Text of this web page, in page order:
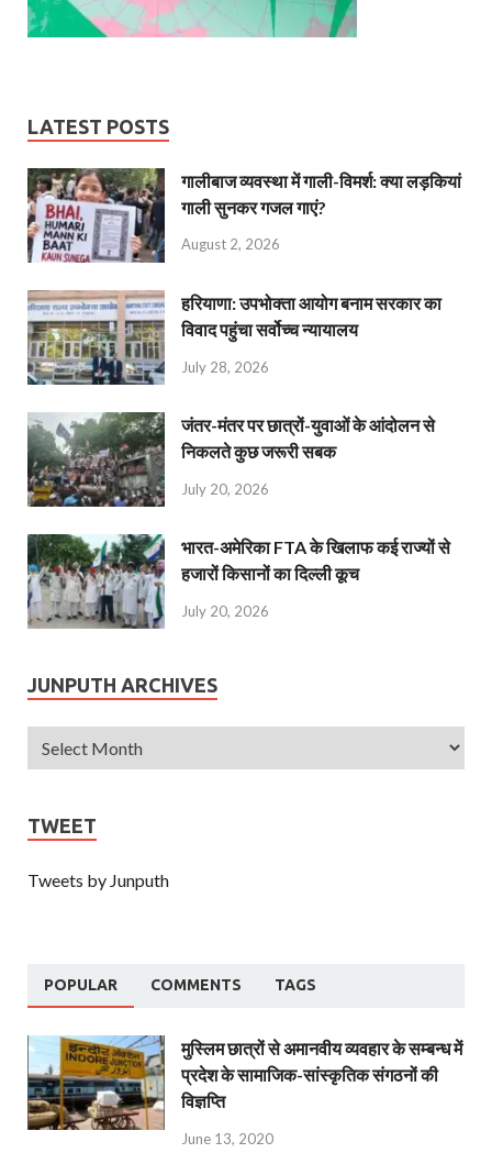
LATEST POSTS
गालीबाज व्‍यवस्‍था में गाली-विमर्श: क्या लड़कियां
गाली सुनकर गजल गाएं?
August 2, 2026
हरियाणा: उपभोक्ता आयोग बनाम सरकार का
विवाद पहुंचा सर्वोच्च न्यायालय
July 28, 2026
जंतर-मंतर पर छात्रों-युवाओं के आंदोलन से
निकलते कुछ जरूरी सबक
July 20, 2026
भारत-अमेरिका FTA के खिलाफ कई राज्यों से
हजारों किसानों का दिल्ली कूच
July 20, 2026
JUNPUTH ARCHIVES
TWEET
Tweets by Junputh
POPULAR COMMENTS TAGS
मुस्लिम छात्रों से अमानवीय व्यवहार के सम्बन्ध में
प्रदेश के सामाजिक-सांस्कृतिक संगठनों की
विज्ञप्ति
June 13, 2020